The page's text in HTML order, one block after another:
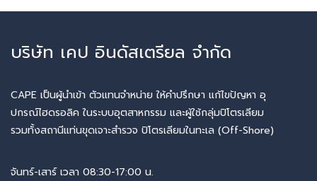
บริษัท เคป อินดัสเตรียล จำกัด
CAPE เป็นผู้นำเข้า ตัวแทนจำหน่าย ให้คำปรึกษา แก้ไขปัญหา อุ
ปกรณ์ไฮดรอลิค ในระบบอุตสาหกรรม และผู้ใช้กลุ่มปิโตรเลียม
รวมทั้งสถานีแท่นขุดเจาะสำรวจ ปิโตรเลียมในทะเล (Off-Shore)
จันทร์-เสาร์ เวลา 08:30-17:00 น.